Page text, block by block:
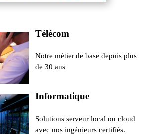
Télécom
Notre métier de base depuis plus
de 30 ans
Informatique
Solutions serveur local ou cloud
avec nos ingénieurs certifiés.